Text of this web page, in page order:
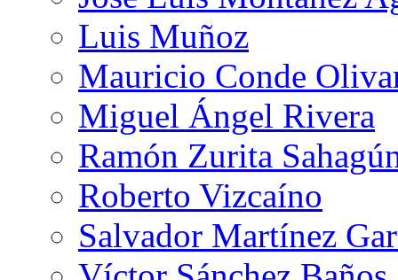
Luis Muñoz
Mauricio Conde
Miguel Ángel Rivera
Ramón Zurita
Roberto Vizcaíno
Salvador Martínez